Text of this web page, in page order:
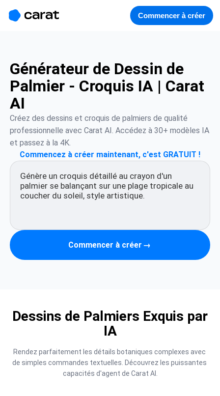
소개
Commencer à créer
Générateur de Dessin de
Palmier - Croquis IA | Carat
AI
Créez des dessins et croquis de palmiers de qualité
professionnelle avec Carat AI. Accédez à 30+ modèles IA
et passez à la 4K.
Commencez à créer maintenant, c'est GRATUIT !
Commencer à créer →
Dessins de Palmiers Exquis par
IA
Rendez parfaitement les détails botaniques complexes avec
de simples commandes textuelles. Découvrez les puissantes
capacités d'agent de Carat AI.